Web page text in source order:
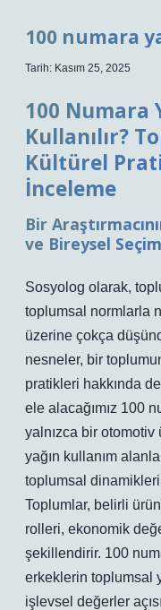
100 numara
Tarih: Kasım 25, 2025
100 Numara
Kullanılır?
Kültürel
İnceleme
Bir
ve Bireysel
Sosyolog olarak,
toplumsal normlarla
üzerine çokça
nesneler, bir
pratikleri hakkında
ele alacağımız 100
yalnızca bir
yağın kullanım
toplumsal dinamikleri
Toplumlar, belirli
rolleri, ekonomik
şekillendirir. 100
erkeklerin toplumsal
işlevsel değerler